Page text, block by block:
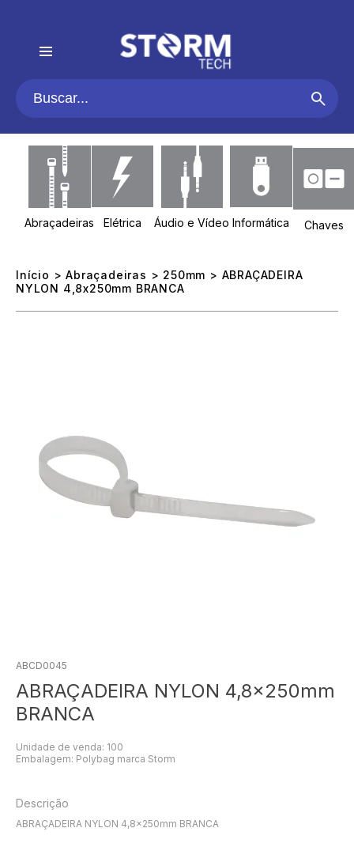
Abraçadeiras Elétrica Áudio e Vídeo Informática Chaves
Início >Abraçadeiras > 250mm > ABRAÇADEIRA
NYLON 4,8x250mm BRANCA
ABCD0045
ABRAÇADEIRA NYLON 4,8x250mm
BRANCA
Unidade de venda: 100
Embalagem: Polybag marca Storm
Descrição
ABRAÇADEIRA NYLON 4,8x250mm BRANCA